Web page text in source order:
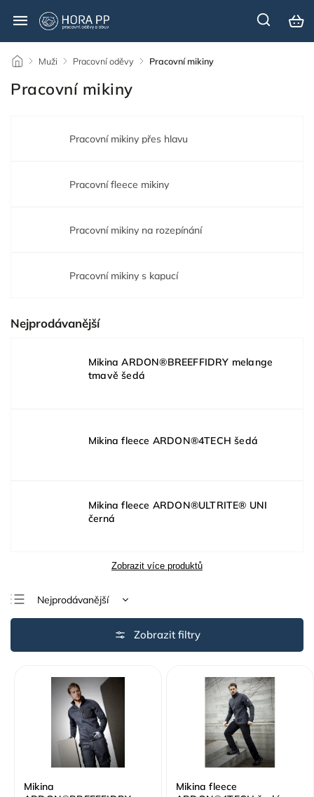
/ Muži / Pracovní oděvy / Pracovní mikiny
Pracovní mikiny
Pracovní mikiny přes hlavu
Pracovní fleece mikiny
Pracovní mikiny na rozepínání
Pracovní mikiny s kapucí
Nejprodávanější
Mikina ARDON®BREEFFIDRY melange
tmavě šedá
Mikina fleece ARDON®4TECH šedá
Mikina fleece ARDON®ULTRITE® UNI
černá
Zobrazit více produktů
Nejprodávanější
Nejlevnější
Mikina
Mikina fleece